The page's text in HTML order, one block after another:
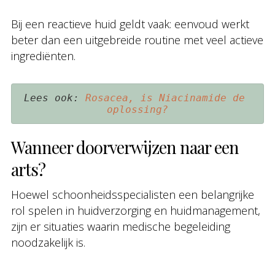
Bij een reactieve huid geldt vaak: eenvoud werkt
beter dan een uitgebreide routine met veel actieve
ingrediënten.
Lees ook: Rosacea, is Niacinamide de
oplossing?
Wanneer doorverwijzen naar een
arts?
Hoewel schoonheidsspecialisten een belangrijke
rol spelen in huidverzorging en huidmanagement,
zijn er situaties waarin medische begeleiding
noodzakelijk is.